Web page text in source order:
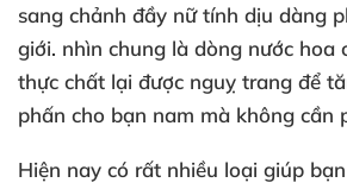
sang chảnh đầy nữ tính dịu dàng
giới. nhìn chung là dòng nước hoa
thực chất lại được nguỵ trang để
phấn cho bạn nam mà không cần
Hiện nay có rất nhiều loại giúp